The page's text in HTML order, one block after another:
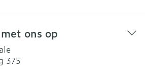
ons op
375